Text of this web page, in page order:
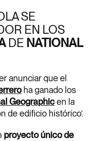
SE
EN LOS
DE NATIONAL
anunciar que el
ha ganado los
Geographicen la
de edificio histórico’.
proyecto único de